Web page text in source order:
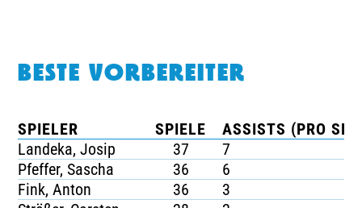
BESTE VORBEREITER
SPIELER SPIELE
ASSISTS (PRO
Landeka, Josip
37
7
Pfeffer, Sascha
36
6
Fink, Anton
36
3